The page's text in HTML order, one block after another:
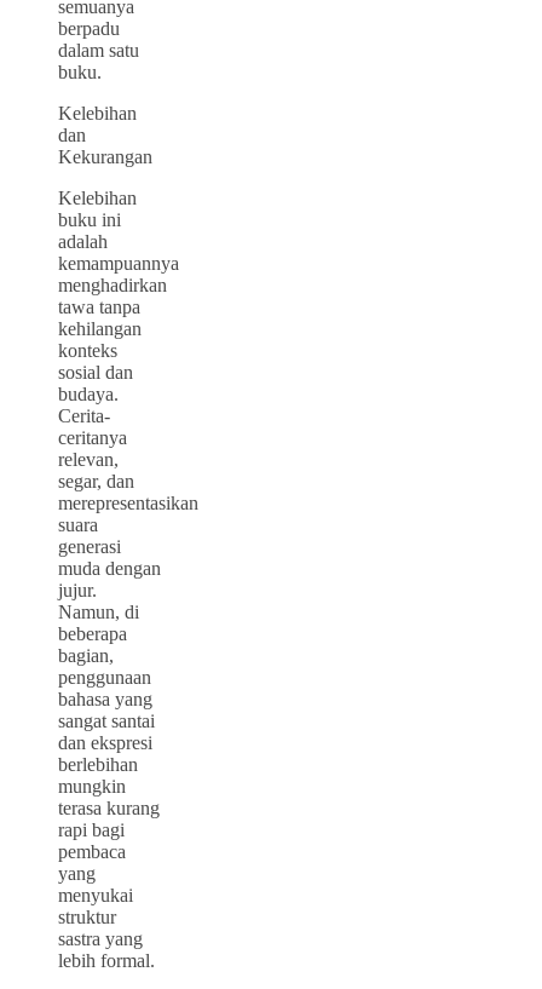
semuanya
berpadu
dalam satu
buku.
Kelebihan
dan
Kekurangan
Kelebihan
buku ini
adalah
kemampuannya
menghadirkan
tawa tanpa
kehilangan
konteks
sosial dan
budaya.
Cerita-
ceritanya
relevan,
segar, dan
merepresentasikan
suara
generasi
muda dengan
jujur.
Namun, di
beberapa
bagian,
penggunaan
bahasa yang
sangat santai
dan ekspresi
berlebihan
mungkin
terasa kurang
rapi bagi
pembaca
yang
menyukai
struktur
sastra yang
lebih formal.